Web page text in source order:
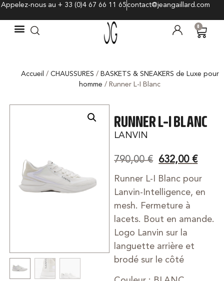
Appelez-nous au + 33 (0)4 67 66 11 65contact@jeangaillard.com
0
Accueil / CHAUSSURES / BASKETS & SNEAKERS de Luxe pour
homme / Runner L-I Blanc
RUNNER L-I BLANC
LANVIN
790,00€ 632,00€
Runner L-I Blanc pour
Lanvin-Intelligence, en
mesh. Fermeture à
lacets. Bout en amande.
Logo Lanvin sur la
languette arrière et
brodé sur le côté